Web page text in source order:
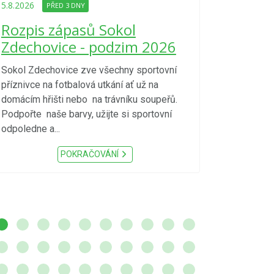
5.8.2026 PŘED 3 DNY
Rozpis zápasů Sokol
Zdechovice - podzim 2026
Sokol Zdechovice zve všechny sportovní
příznivce na fotbalová utkání ať už na
domácím hřišti nebo na trávníku soupeřů.
Podpořte naše barvy, užijte si sportovní
odpoledne a...
POKRAČOVÁNÍ